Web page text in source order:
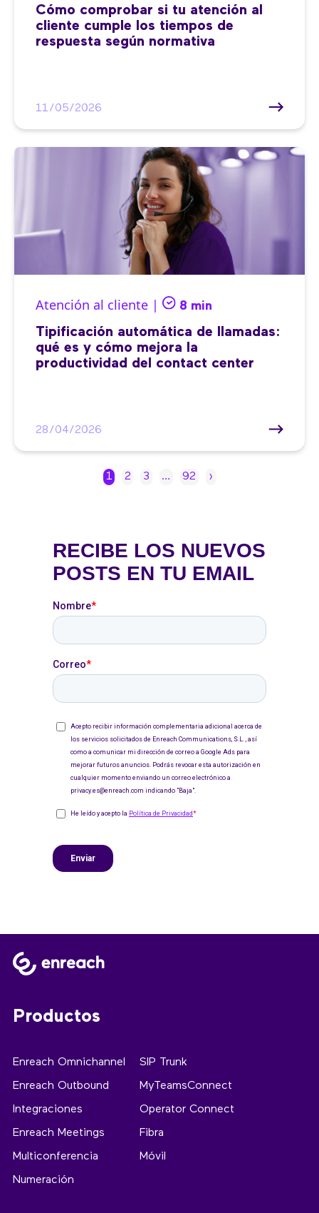
Cómo comprobar si tu atención al
cliente cumple los tiempos de
respuesta según normativa
11/05/2026
Atención al cliente | 8 min
Tipificación automática de llamadas:
qué es y cómo mejora la
productividad del contact center
28/04/2026
1 2 3 … 92 ›
Productos
Enreach Omnichannel
Enreach Outbound
Integraciones
Enreach Meetings
Multiconferencia
Numeración
SIP Trunk
MyTeamsConnect
Operator Connect
Fibra
Móvil